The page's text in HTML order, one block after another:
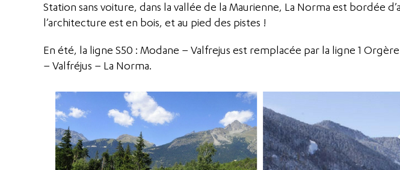
Station sans voiture, dans la vallée de la Maurienne, La Norma est bordée
l’architecture est en bois, et au pied des pistes !
En été, la ligne S50 : Modane – Valfrejus est remplacée par la ligne 1
– Valfréjus – La Norma.